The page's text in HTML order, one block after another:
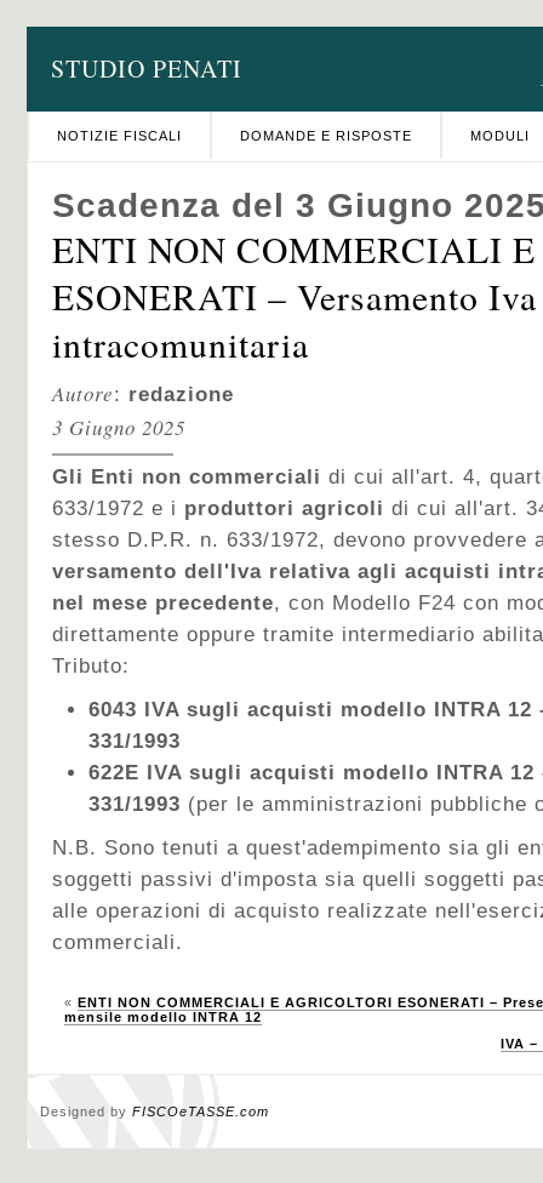
STUDIO PENATI
NOTIZIE FISCALI DOMANDE E RISPOSTE MODULI
Scadenza del 3 Giugno
ENTI NON COMMERCIALI
ESONERATI – Versamento Iva
intracomunitaria
Autore: redazione
3 Giugno 2025
Gli Enti non commerciali di cui all'art. 4,
633/1972 e i produttori agricoli di cui all'art.
stesso D.P.R. n. 633/1972, devono provvedere
versamento dell'Iva relativa agli acquisti
nel mese precedente, con Modello F24 con
direttamente oppure tramite intermediario
Tributo:
6043 IVA sugli acquisti modello INTRA 12
331/1993
622E IVA sugli acquisti modello INTRA
331/1993 (per le amministrazioni pubbliche
N.B. Sono tenuti a quest'adempimento sia gli
soggetti passivi d'imposta sia quelli soggetti
alle operazioni di acquisto realizzate
commerciali.
« ENTI NON COMMERCIALI E AGRICOLTORI ESONERATI –
mensile modello INTRA 12
IVA
Designed by FISCOeTASSE.com